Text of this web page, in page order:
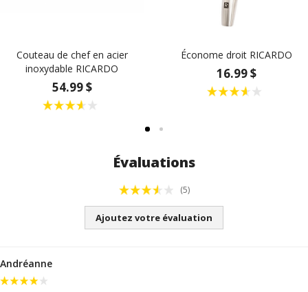
Couteau de chef en acier
inoxydable RICARDO
54.99 $
Économe droit RICARDO
16.99 $
Évaluations
(5)
Ajoutez votre évaluation
Andréanne